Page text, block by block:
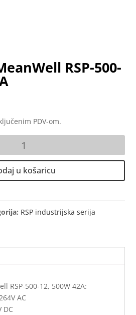
RSP-500-
PDV-om.
u košaricu
RSP industrijska serija
RSP-500-12, 500W 42A:
AC
DC